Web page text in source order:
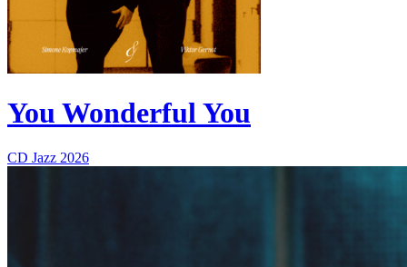
You Wonderful You
CD Jazz 2026